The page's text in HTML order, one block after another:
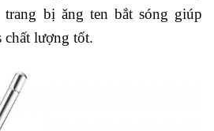
bị ăng ten bắt sóng giúp
chất lượng tốt.